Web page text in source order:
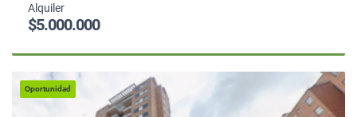
Alquiler
$5.000.000
Oportunidad